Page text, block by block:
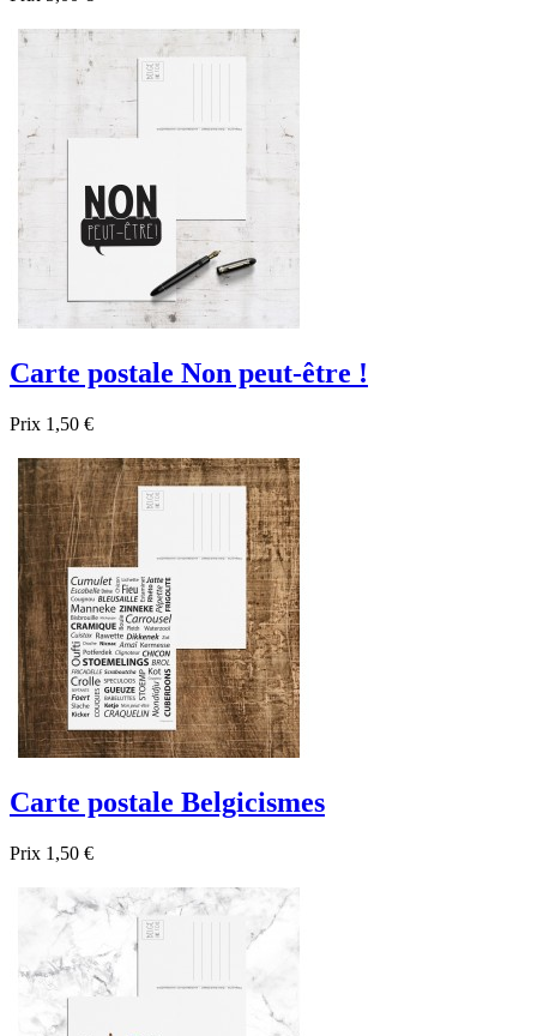
Aperçu rapide
Carte postale Non peut-être !
Prix 1,50 €
Aperçu rapide
Carte postale Belgicismes
Prix 1,50 €
Aperçu rapide